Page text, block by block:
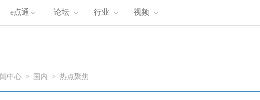
e点通 论坛 行业 视频
中心 > 国内 > 热点聚焦